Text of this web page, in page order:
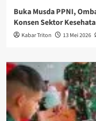
Buka Musda PPNI,
Konsen Sektor
Kabar Triton 13 Mei 2026